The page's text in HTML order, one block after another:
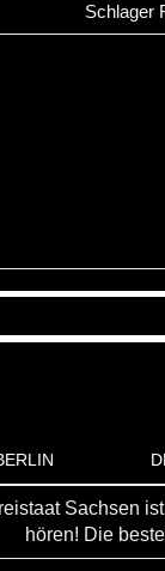
Schlager
Sachsen
hören! Die